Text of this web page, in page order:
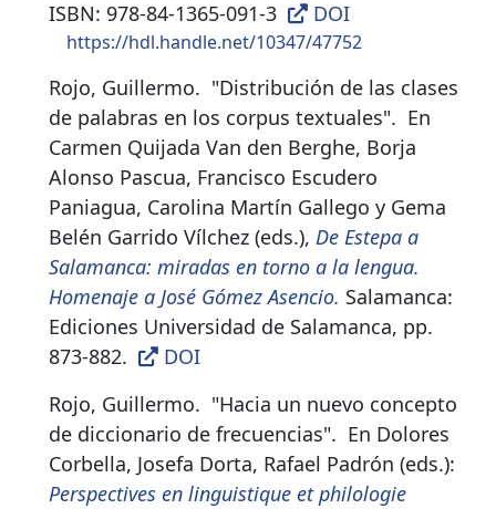
ISBN: 978-84-1365-091-3 DOI
https://hdl.handle.net/10347/47752
Rojo, Guillermo. "Distribución de las clases
de palabras en los corpus textuales". En
Carmen Quijada Van den Berghe, Borja
Alonso Pascua, Francisco Escudero
Paniagua, Carolina Martín Gallego y Gema
Belén Garrido Vílchez (eds.), De Estepa a
Salamanca: miradas en torno a la lengua.
Homenaje a José Gómez Asencio. Salamanca:
Ediciones Universidad de Salamanca, pp.
873-882.
DOI
Rojo, Guillermo. "Hacia un nuevo concepto
de diccionario de frecuencias". En Dolores
Corbella, Josefa Dorta, Rafael Padrón (eds.):
Perspectives en linguistique et philologie